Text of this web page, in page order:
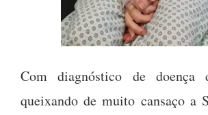
Com diagnóstico de doença
queixando de muito cansaço a